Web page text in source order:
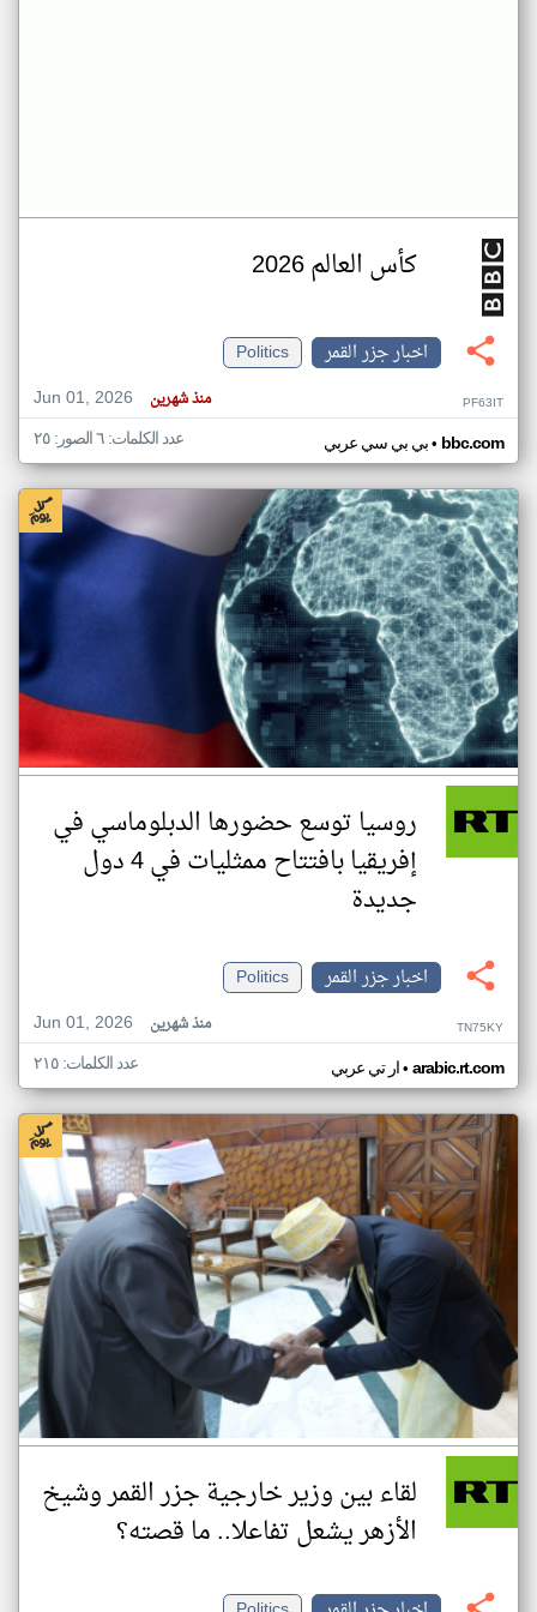
كأس العالم 2026
اخبار جزر القمر
Politics
Jun 01, 2026
منذ شهرين PF63IT
بي بي سي عربي• bbc.com عدد الكلمات: ٦ الصور: ٢٥
روسيا توسع حضورها الدبلوماسي في
إفريقيا بافتتاح ممثليات في 4 دول
جديدة
اخبار جزر القمر
Politics
Jun 01, 2026
منذ شهرين TN75KY
ار تي عربي• arabic.rt.com عدد الكلمات: ٢١٥
لقاء بين وزير خارجية جزر القمر وشيخ
الأزهر يشعل تفاعلا.. ما قصته؟